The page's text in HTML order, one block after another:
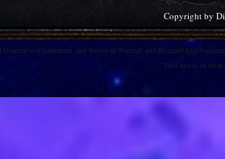
Copyright by
Draenor is a trademark, and World of Warcraft and Blizzard
This site is in no